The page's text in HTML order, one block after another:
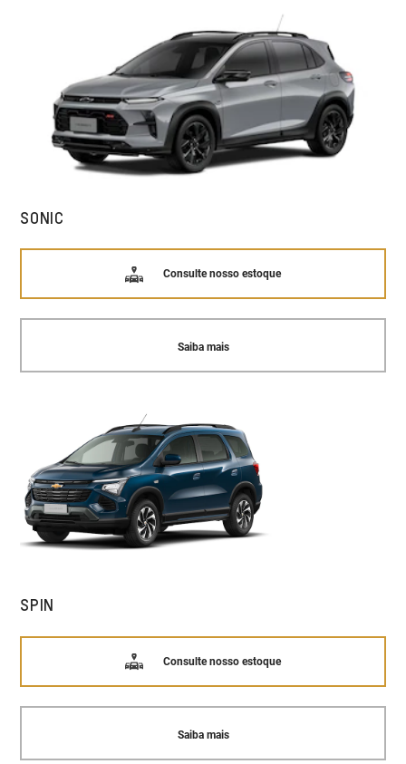
SONIC
Consulte nosso estoque
Saiba mais
SPIN
Consulte nosso estoque
Saiba mais